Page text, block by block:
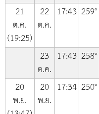
21
ต.ค.
(19:25)
22
ต.ค.
17:43 259°
23
ต.ค.
17:43 258°
20
พ.ย.
20
พ.ย.
17:34 250°